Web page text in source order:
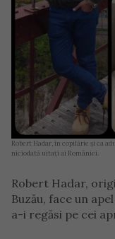
Robert Hadar, în copilărie și ca
niciodată uitați ai României.
Robert Hadar,
Buzău, face un
a-i regăsi pe cei